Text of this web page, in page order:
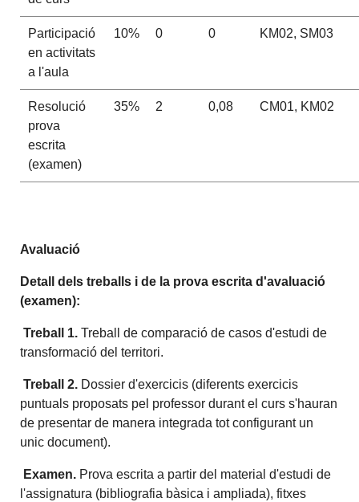
Participació
en activitats
a l'aula
10% 0 0 KM02, SM03
Resolució
prova
escrita
(examen)
35% 2 0,08 CM01, KM02
Avaluació
Detall dels treballs i de la prova escrita d'avaluació
(examen):
Treball 1. Treball de comparació de casos d'estudi de
transformació del territori.
Treball 2. Dossier d'exercicis (diferents exercicis
puntuals proposats pel professor durant el curs s'hauran
de presentar de manera integrada tot configurant un
unic document).
Examen. Prova escrita a partir del material d'estudi de
l'assignatura (bibliografia bàsica i ampliada), fitxes